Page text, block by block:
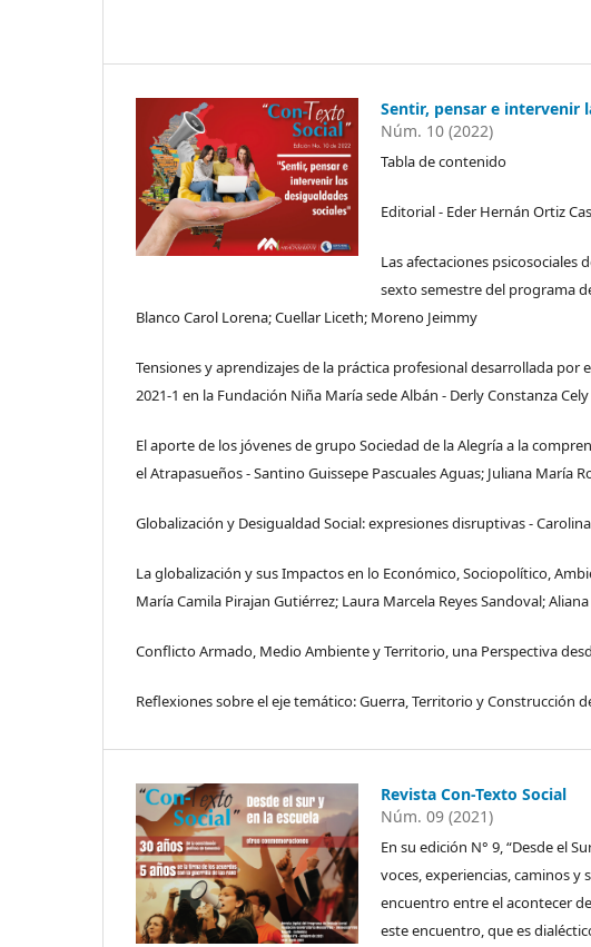
Sentir, pensar e intervenir
Núm. 10 (2022)
Tabla de contenido
Editorial - Eder Hernán Ortiz
Las afectaciones
sexto semestre del programa
Blanco Carol Lorena; Cuellar Liceth; Moreno Jeimmy
Tensiones y aprendizajes de la práctica profesional desarrollada
2021-1 en la Fundación Niña María sede Albán - Derly Constanza
El aporte de los jóvenes de grupo Sociedad de la Alegría a la
el Atrapasueños - Santino Guissepe Pascuales Aguas; Juliana María
Globalización y Desigualdad Social: expresiones disruptivas -
La globalización y sus Impactos en lo Económico, Sociopolítico,
María Camila Pirajan Gutiérrez; Laura Marcela Reyes Sandoval;
Conflicto Armado, Medio Ambiente y Territorio, una Perspectiva
Reflexiones sobre el eje temático: Guerra, Territorio y Construcción
Revista Con-Texto Social
Núm. 09 (2021)
En su edición N° 9, “Desde el
voces, experiencias, caminos
encuentro entre el acontecer
este encuentro, que es